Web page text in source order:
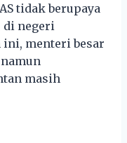
tidak berupaya
negeri
ini, menteri besar
masih